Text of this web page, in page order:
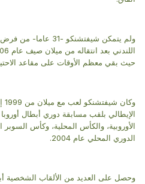
ولم يتمكن شيفتشنكو -
حيث بقي معظم الأوقات على مقاعد
الأوروبية، والكأس المحلية، وكأس السوبر
الدوري المحلي عام 2004.
وحصل على العديد من الألقاب الشخصية